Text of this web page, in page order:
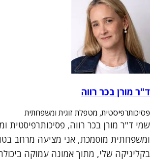
ד"ר מורן בכר רווה
פסיכותרפיסטית, מטפלת זוגית ומשפחתית
שמי ד"ר מורן בכר רווה, פסיכותרפיסטית
ומשפחתית מוסמכת, אני מציעה מרחב
בקליניקה שלי, מתוך אמונה עמוקה